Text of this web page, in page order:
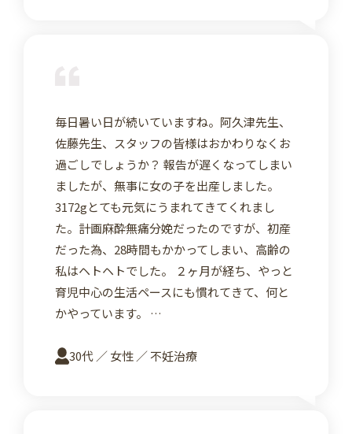
毎日暑い日が続いていますね。阿久津先生、
佐藤先生、スタッフの皆様はおかわりなくお
過ごしでしょうか？ 報告が遅くなってしまい
ましたが、無事に女の子を出産しました。
3172gとても元気にうまれてきてくれまし
た。計画麻酔無痛分娩だったのですが、初産
だった為、28時間もかかってしまい、高齢の
私はヘトヘトでした。 ２ヶ月が経ち、やっと
育児中心の生活ペースにも慣れてきて、何と
かやっています。 …
30代 ／ 女性 ／ 不妊治療